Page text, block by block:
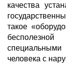
качества
такое
человека с